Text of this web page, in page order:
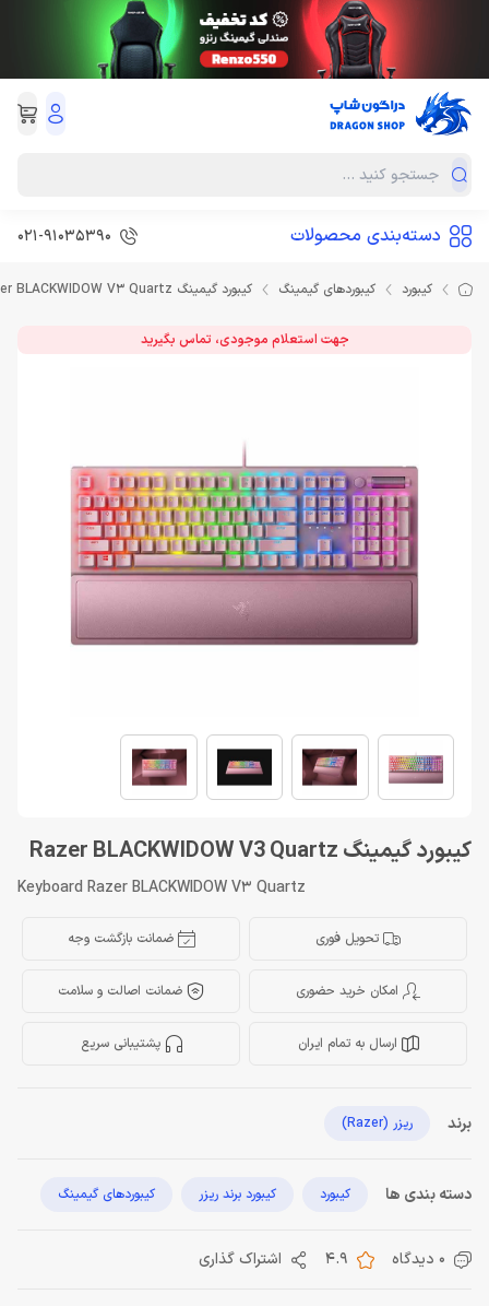
دسته‌بندی محصولات 021-91035390
کیبورد کیبوردهای گیمینگ کیبورد گیمینگ Razer BLACKWIDOW V3 Quartz
جهت استعلام موجودی، تماس بگیرید
کیبورد گیمینگ Razer BLACKWIDOW V3 Quartz
Keyboard Razer BLACKWIDOW V3 Quartz
تحویل فوری ضمانت بازگشت وجه
امکان خرید حضوری ضمانت اصالت و سلامت
ارسال به تمام ایران پشتیبانی سریع
برند ریزر (Razer)
دسته بندی ها کیبورد کیبورد برند ریزر کیبوردهای گیمینگ
0 دیدگاه 4.9 اشتراک گذاری